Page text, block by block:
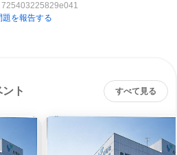
725403225829e041
題を報告する
ト すべて見る